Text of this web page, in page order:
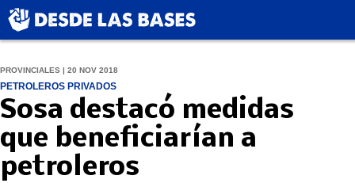
PROVINCIALES | 20 NOV 2018
PETROLEROS PRIVADOS
Sosa destacó medidas
que beneficiarían a
petroleros